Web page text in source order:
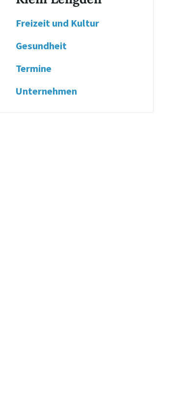
Freizeit und Kultur
Gesundheit
Termine
Unternehmen